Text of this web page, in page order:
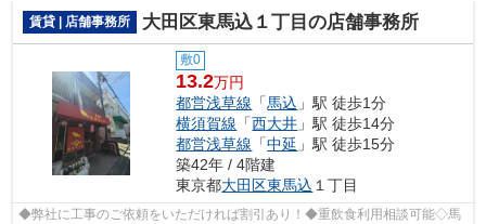
賃貸 | 店舗事務所 大田区東馬込１丁目の店舗事務所
敷0
13.2万円
都営浅草線 「馬込 」駅 徒歩1分
横須賀線 「西大井 」駅 徒歩14分
都営浅草線 「中延 」駅 徒歩15分
築42年 / 4階建
東京都大田区東馬込 １丁目
◆弊社に工事のご依頼をいただければ割引あり！◆重飲食利用相談可能◇馬